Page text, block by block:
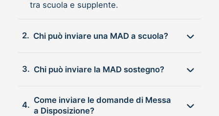
tra scuola e supplente.
2. Chi può inviare una MAD a scuola?
3. Chi può inviare la MAD sostegno?
4.
Come inviare le domande di Messa
a Disposizione?